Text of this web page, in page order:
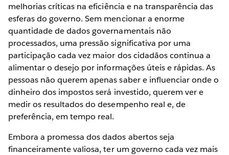
melhorias críticas na eficiência e na transparência das
esferas do governo. Sem mencionar a enorme
quantidade de dados governamentais não
processados, uma pressão significativa por uma
participação cada vez maior dos cidadãos continua a
alimentar o desejo por informações úteis e rápidas. As
pessoas não querem apenas saber e influenciar onde o
dinheiro dos impostos será investido, querem ver e
medir os resultados do desempenho real e, de
preferência, em tempo real.
Embora a promessa dos dados abertos seja
financeiramente valiosa, ter um governo cada vez mais